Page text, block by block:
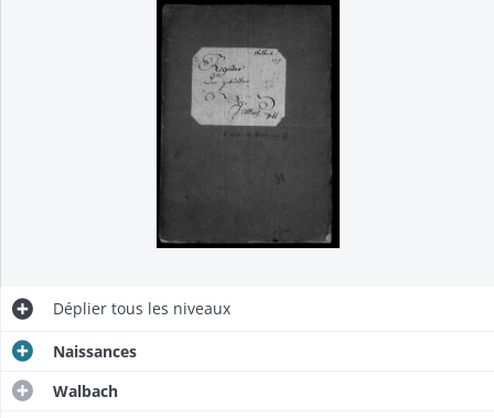
Déplier tous les niveaux
Naissances
Walbach